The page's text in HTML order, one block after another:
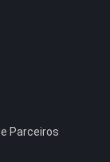
Parceiros